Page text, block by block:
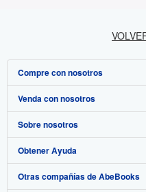
Compre con nosotros
Búsqueda avanzada
Colecciones
Mi cuenta
Mis pedidos
Venda con nosotros
Comenzar a vender
Únase a nuestro programa de
Recomiende un vendedor
Sobre nosotros
Sobre IberLibro
Medios
Obtener Ayuda
Preguntas frecuentes y guías
Otras compañías de AbeBooks